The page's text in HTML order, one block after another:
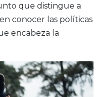
que distingue a
conocer las políticas
encabeza la